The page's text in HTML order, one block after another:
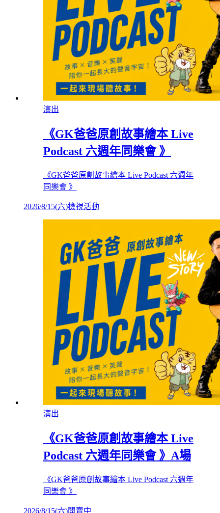
演出
《GK爸爸原創故事繪本 Live
Podcast 六週年同樂會 》
《GK爸爸原創故事繪本 Live Podcast 六週年
同樂會 》
2026/8/15(六)檢視活動
演出
《GK爸爸原創故事繪本 Live
Podcast 六週年同樂會 》A場
《GK爸爸原創故事繪本 Live Podcast 六週年
同樂會 》
2026/8/15(六)開賣中